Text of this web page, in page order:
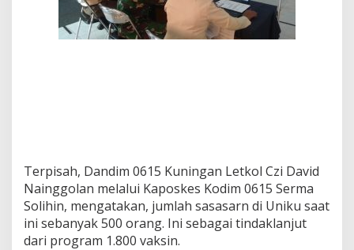
Terpisah, Dandim 0615 Kuningan Letkol Czi David
Nainggolan melalui Kaposkes Kodim 0615 Serma
Solihin, mengatakan, jumlah sasasarn di Uniku saat
ini sebanyak 500 orang. Ini sebagai tindaklanjut
dari program 1.800 vaksin.